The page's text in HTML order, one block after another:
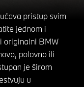
pristup svim
jednom i
originalni BMW
polovno ili
je širom
u